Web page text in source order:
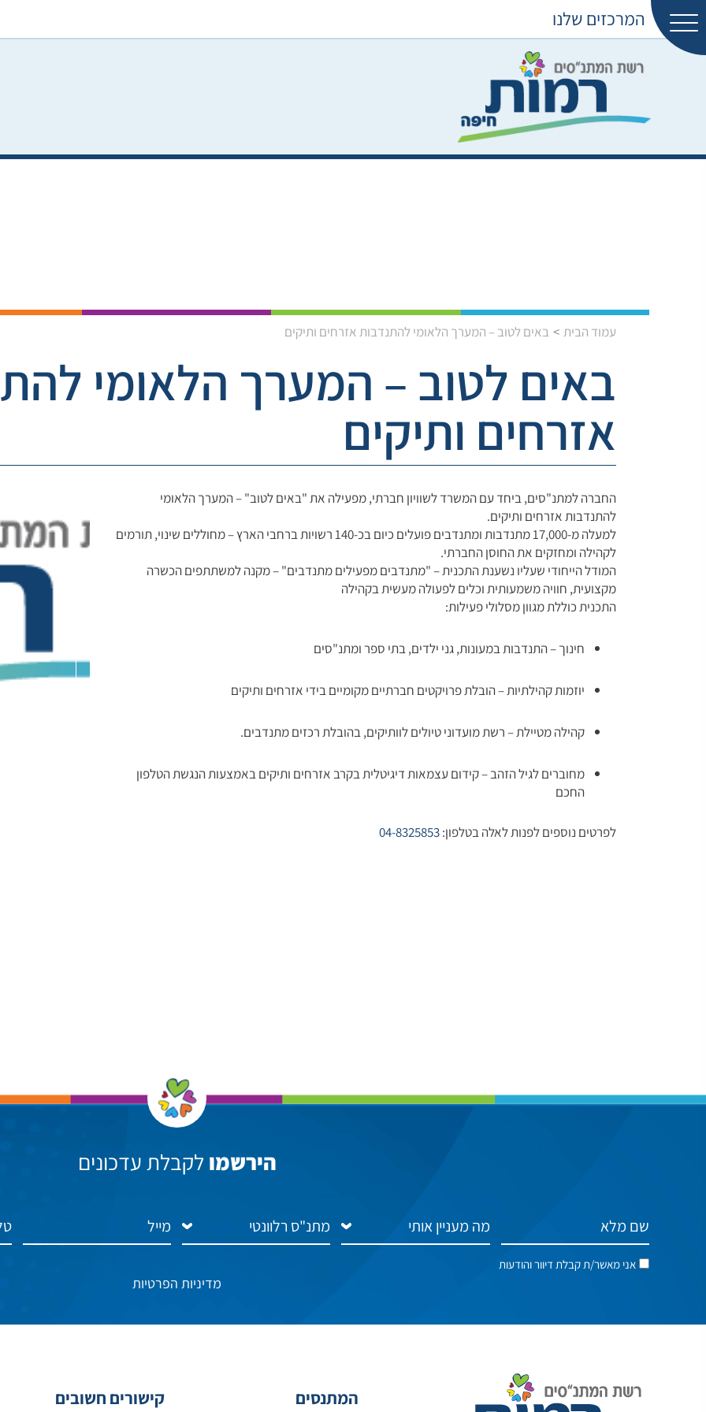
המרכזים שלנו
עמוד הבית באים לטוב – המערך הלאומי להתנדבות אזרחים ותיקים
באים לטוב – המערך הלאומי
אזרחים ותיקים
החברה למתנ"סים, ביחד עם המשרד לשוויון חברתי, מפעילה את "באים לטוב" – המערך הלאומי
להתנדבות אזרחים ותיקים.
למעלה מ-17,000 מתנדבות ומתנדבים פועלים כיום בכ-140 רשויות ברחבי הארץ – מחוללים שינוי, תורמים
לקהילה ומחזקים את החוסן החברתי.
המודל הייחודי שעליו נשענת התכנית – "מתנדבים מפעילים מתנדבים" – מקנה למשתתפים הכשרה
מקצועית, חוויה משמעותית וכלים לפעולה מעשית בקהילה
התכנית כוללת מגוון מסלולי פעילות:
חינוך – התנדבות במעונות, גני ילדים, בתי ספר ומתנ"סים
יוזמות קהילתיות – הובלת פרויקטים חברתיים מקומיים בידי אזרחים ותיקים
קהילה מטיילת – רשת מועדוני טיולים לוותיקים, בהובלת רכזים מתנדבים.
מחוברים לגיל הזהב – קידום עצמאות דיגיטלית בקרב אזרחים ותיקים באמצעות הנגשת הטלפון
החכם
לפרטים נוספים לפנות לאלה בטלפון:04-8325853
הירשמו לקבלת עדכונים
אני מאשר/ת קבלת דיוור והודעות
מדיניות הפרטיות
המתנסים קישורים חשובים